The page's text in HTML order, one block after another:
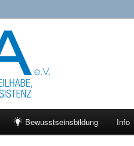
Bewusstseinsbildung Info